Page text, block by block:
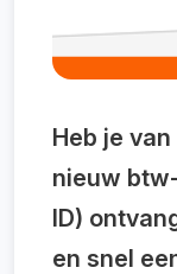
Heb je
nieuw
ID)
en snel